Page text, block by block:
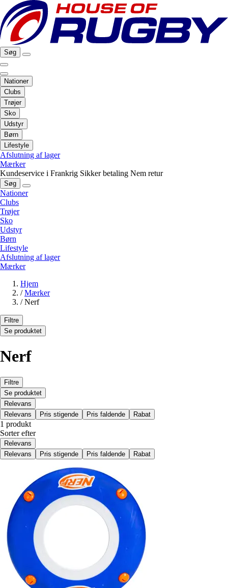
Søg
Nationer
Clubs
Trøjer
Sko
Udstyr
Børn
Lifestyle
Afslutning af lager
Mærker
Kundeservice i Frankrig Sikker betaling Nem retur
Søg
Nationer
Clubs
Trøjer
Sko
Udstyr
Børn
Lifestyle
Afslutning af lager
Mærker
Hjem
/ Mærker
/ Nerf
Filtre
Se produktet
Nerf
Filtre
Se produktet
Relevans
Relevans
Pris stigende Pris faldende Rabat
1 produkt
Sorter efter
Relevans
Relevans
Pris stigende Pris faldende Rabat